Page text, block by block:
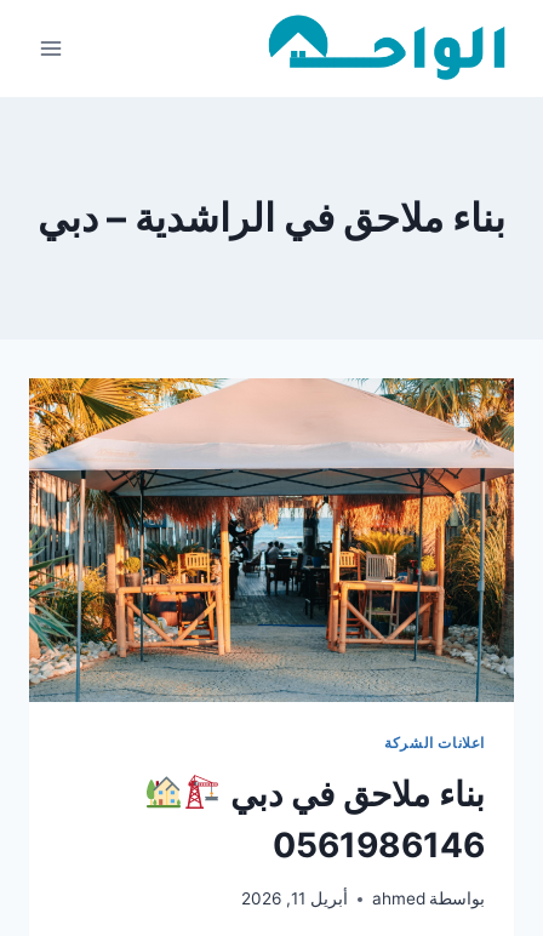
بناء ملاحق في الراشدية – دبي
اعلانات الشركة
بناء ملاحق في دبي
0561986146
بواسطة ahmed أبريل 11, 2026